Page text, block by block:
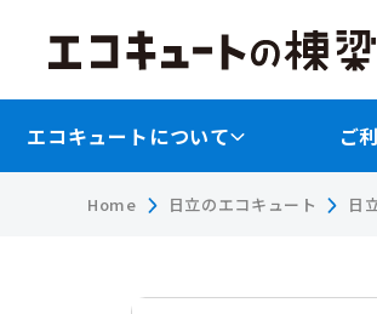
エコキュートについて ご
Home 日立のエコキュート 日